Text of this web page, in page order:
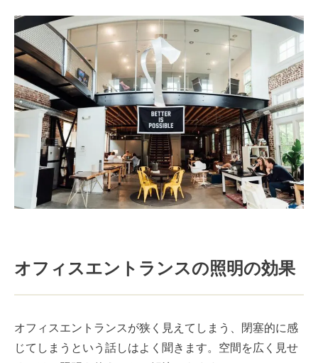
オフィスエントランスの照明の効果
オフィスエントランスが狭く見えてしまう、閉塞的に感
じてしまうという話しはよく聞きます。空間を広く見せ